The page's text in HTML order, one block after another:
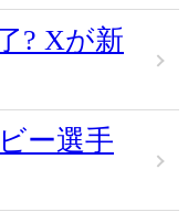
? Xが新
ー選手